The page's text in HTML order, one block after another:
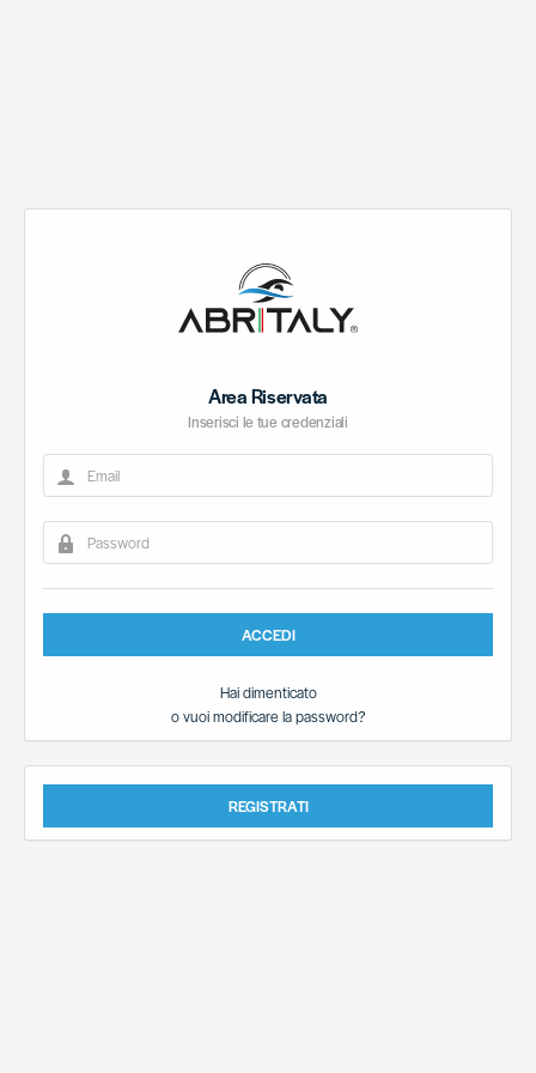
Area Riservata
Inserisci le tue credenziali
ACCEDI
Hai dimenticato
o vuoi modificare la password?
REGISTRATI